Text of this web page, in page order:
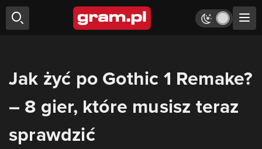
Jak żyć po Gothic 1 Remake?
– 8 gier, które musisz teraz
sprawdzić